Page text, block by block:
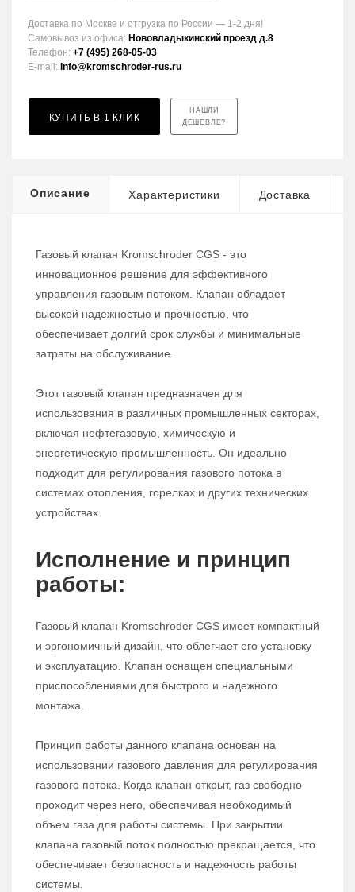
Доставка по Москве и отгрузка по России — 1-2 дня!
Самовывоз из офиса: Нововладыкинский проезд д.8
Телефон: +7 (495) 268-05-03
E-mail: info@kromschroder-rus.ru
КУПИТЬ В 1 КЛИК
НАШЛИ
ДЕШЕВЛЕ?
Описание Характеристики Доставка
Газовый клапан Kromschroder CGS - это
инновационное решение для эффективного
управления газовым потоком. Клапан обладает
высокой надежностью и прочностью, что
обеспечивает долгий срок службы и минимальные
затраты на обслуживание.
Этот газовый клапан предназначен для
использования в различных промышленных секторах,
включая нефтегазовую, химическую и
энергетическую промышленность. Он идеально
подходит для регулирования газового потока в
системах отопления, горелках и других технических
устройствах.
Исполнение и принцип
работы:
Газовый клапан Kromschroder CGS имеет компактный
и эргономичный дизайн, что облегчает его установку
и эксплуатацию. Клапан оснащен специальными
приспособлениями для быстрого и надежного
монтажа.
Принцип работы данного клапана основан на
использовании газового давления для регулирования
газового потока. Когда клапан открыт, газ свободно
проходит через него, обеспечивая необходимый
объем газа для работы системы. При закрытии
клапана газовый поток полностью прекращается, что
обеспечивает безопасность и надежность работы
системы.